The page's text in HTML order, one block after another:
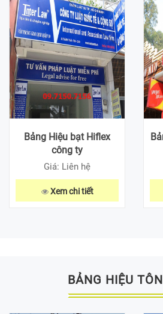
Bảng Hiệu bạt Hiflex
công ty
Giá: Liên hệ
Xem chi tiết
BẢNG HIỆU